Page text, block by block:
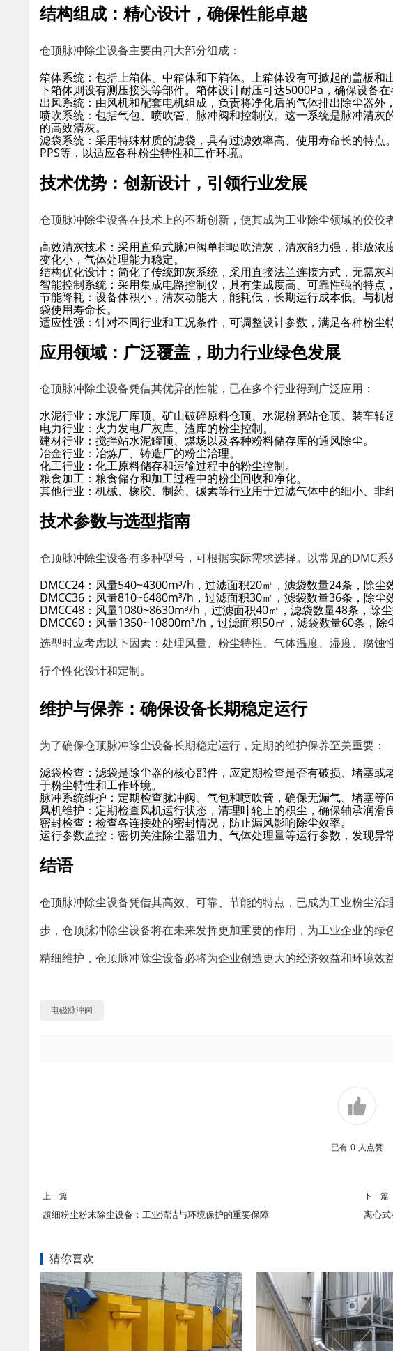
结构组成：精心设计，确保性能卓越
仓顶脉冲除尘设备主要由四大部分组成：
箱体系统 ：包括上箱体、中箱体和下箱体。上箱体设有可掀起的盖板
下箱体则设有测压接头等部件。箱体设计耐压可达5000Pa，确保设备在
出风系统 ：由风机和配套电机组成，负责将净化后的气体排出除尘器外
喷吹系统 ：包括气包、喷吹管、脉冲阀和控制仪。这一系统是脉冲清
的高效清灰。
滤袋系统 ：采用特殊材质的滤袋，具有过滤效率高、使用寿命长的特点
PPS等，以适应各种粉尘特性和工作环境。
技术优势：创新设计，引领行业发展
仓顶脉冲除尘设备在技术上的不断创新，使其成为工业除尘领域的佼佼
高效清灰技术 ：采用直角式脉冲阀单排喷吹清灰，清灰能力强，排放
变化小，气体处理能力稳定。
结构优化设计 ：简化了传统卸灰系统，采用直接法兰连接方式，无需灰
智能控制系统 ：采用集成电路控制仪，具有集成度高、可靠性强的特点
节能降耗 ：设备体积小，清灰动能大，能耗低，长期运行成本低。与
袋使用寿命长。
适应性强 ：针对不同行业和工况条件，可调整设计参数，满足各种粉尘
应用领域：广泛覆盖，助力行业绿色发展
仓顶脉冲除尘设备凭借其优异的性能，已在多个行业得到广泛应用：
水泥行业 ：水泥厂库顶、矿山破碎原料仓顶、水泥粉磨站仓顶、装车转
电力行业 ：火力发电厂灰库、渣库的粉尘控制。
建材行业 ：搅拌站水泥罐顶、煤场以及各种粉料储存库的通风除尘。
冶金行业 ：冶炼厂、铸造厂的粉尘治理。
化工行业 ：化工原料储存和运输过程中的粉尘控制。
粮食加工 ：粮食储存和加工过程中的粉尘回收和净化。
其他行业 ：机械、橡胶、制药、碳素等行业用于过滤气体中的细小、非
技术参数与选型指南
仓顶脉冲除尘设备有多种型号，可根据实际需求选择。以常见的DMC系
DMCC24 ：风量540~4300m³/h，过滤面积20㎡，滤袋数量24条，除尘
DMCC36 ：风量810~6480m³/h，过滤面积30㎡，滤袋数量36条，除尘
DMCC48 ：风量1080~8630m³/h，过滤面积40㎡，滤袋数量48条，除
DMCC60 ：风量1350~10800m³/h，过滤面积50㎡，滤袋数量60条，
选型时应考虑以下因素：处理风量、粉尘特性、气体温度、湿度、腐
行个性化设计和定制。
维护与保养：确保设备长期稳定运行
为了确保仓顶脉冲除尘设备长期稳定运行，定期的维护保养至关重要：
滤袋检查 ：滤袋是除尘器的核心部件，应定期检查是否有破损、堵塞
于粉尘特性和工作环境。
脉冲系统维护 ：定期检查脉冲阀、气包和喷吹管，确保无漏气、堵塞等
风机维护 ：定期检查风机运行状态，清理叶轮上的积尘，确保轴承润滑良
密封检查 ：检查各连接处的密封情况，防止漏风影响除尘效率。
运行参数监控 ：密切关注除尘器阻力、气体处理量等运行参数，发现异
结语
仓顶脉冲除尘设备凭借其高效、可靠、节能的特点，已成为工业粉尘
步，仓顶脉冲除尘设备将在未来发挥更加重要的作用，为工业企业的
精细维护，仓顶脉冲除尘设备必将为企业创造更大的经济效益和环境效
电磁脉冲阀
已有 0 人点赞
上一篇
超细粉尘粉末除尘设备：工业清洁与环境保护的重要保障
下一篇
离心
猜你喜欢